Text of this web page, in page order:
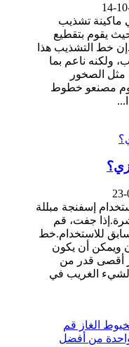
ماكينة تشذيب
يقوم بتقطيع
خط التشذيب هذا
ولكنه ناعم بما
مثل الصخور
مصنعو خطوط
إسفنجة مبللة
جفت، قم
للاستخدام.خط
ويمكن أن يكون
أقصى قدر من
الغريب في